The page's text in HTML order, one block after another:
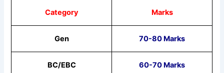
Category Marks
Gen 70-80 Marks
BC/EBC 60-70 Marks